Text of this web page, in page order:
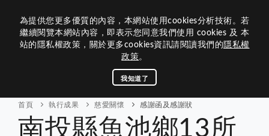
活動訊息
執行成果
為提供您更多優質的內容，本網站使用cookies分析技術。若
繼續閱覽本網站內容，即表示您同意我們使用 cookies 及 本
站的隱私權政策，關於更多cookies資訊請閱讀我們的 隱私權
政策。
我知道了
首頁 執行成果 慈愛關懷 感謝函及感謝狀
南投縣魚池鄉13所